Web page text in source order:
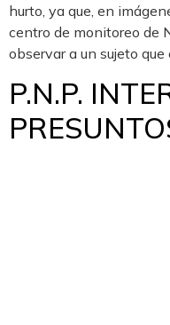
hurto, ya que, en
centro de monitoreo de
observar a un sujeto
P.N.P.